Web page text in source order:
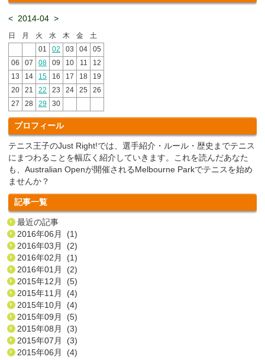
< 2014-04 >
日 月 火 水 木 金
土
01
02 03 04
05
06
07 08 09 10 11
12
13
14 15 16 17 18
19
20
21 22 23 24 25
26
27
28 29 30
プロフィール
テニス王子のJust Right!では、選手紹介・ルール・歴史までテニス
にまつわることを幅広く紹介していきます。これを読んだあなた
も、Australian Openが開催されるMelbourne Parkでテニスを始め
ませんか？
記事一覧
最近の記事
2016年06月 (1)
2016年03月 (2)
2016年02月 (1)
2016年01月 (2)
2015年12月 (5)
2015年11月 (4)
2015年10月 (4)
2015年09月 (5)
2015年08月 (3)
2015年07月 (3)
2015年06月 (4)